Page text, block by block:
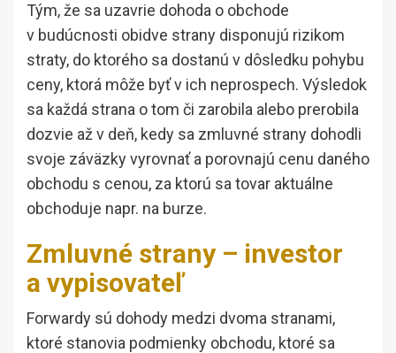
Tým, že sa uzavrie dohoda o obchode
v budúcnosti obidve strany disponujú rizikom
straty, do ktorého sa dostanú v dôsledku pohybu
ceny, ktorá môže byť v ich neprospech. Výsledok
sa každá strana o tom či zarobila alebo prerobila
dozvie až v deň, kedy sa zmluvné strany dohodli
svoje záväzky vyrovnať a porovnajú cenu daného
obchodu s cenou, za ktorú sa tovar aktuálne
obchoduje napr. na burze.
Zmluvné strany – investor
a vypisovateľ
Forwardy sú dohody medzi dvoma stranami,
ktoré stanovia podmienky obchodu, ktoré sa